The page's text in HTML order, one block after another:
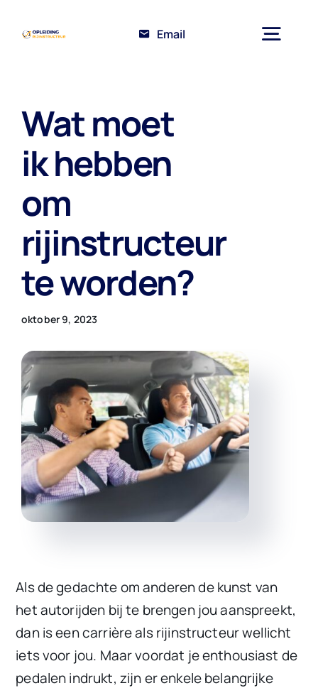
naar
Email
Opleiding Rijinstructeur
Kennisbank
Gratis Adviesgesprek
Wat moet
ik hebben
om
rijinstructeur
te worden?
oktober 9, 2023
Als de gedachte om anderen de kunst van
het autorijden bij te brengen jou aanspreekt,
dan is een carrière als rijinstructeur wellicht
iets voor jou. Maar voordat je enthousiast de
pedalen indrukt, zijn er enkele belangrijke